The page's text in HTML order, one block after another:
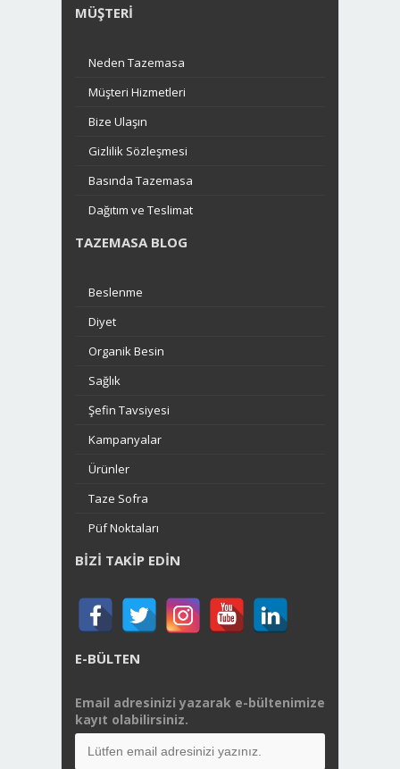
MÜŞTERI
Neden Tazemasa
Müşteri Hizmetleri
Bize Ulaşın
Gizlilik Sözleşmesi
Basında Tazemasa
Dağıtım ve Teslimat
TAZEMASA BLOG
Beslenme
Diyet
Organik Besin
Sağlık
Şefin Tavsiyesi
Kampanyalar
Ürünler
Taze Sofra
Püf Noktaları
BIZI TAKIP EDIN
E-BÜLTEN
Email adresinizi yazarak e-bültenimize
kayıt olabilirsiniz.